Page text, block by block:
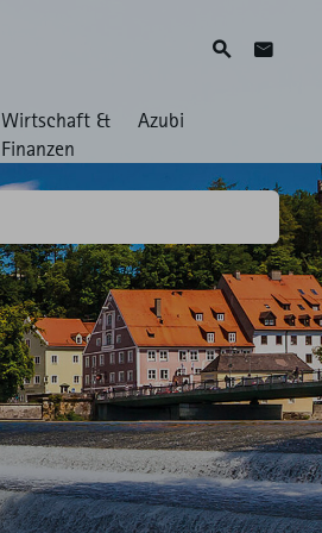
SucheZum
Wirtschaft &
Finanzen
Azubi